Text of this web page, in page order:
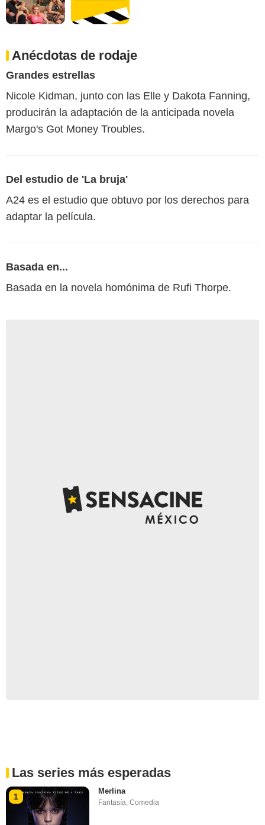
Anécdotas de rodaje
Grandes estrellas
Nicole Kidman, junto con las Elle y Dakota Fanning,
producirán la adaptación de la anticipada novela
Margo's Got Money Troubles.
Del estudio de 'La bruja'
A24 es el estudio que obtuvo por los derechos para
adaptar la película.
Basada en...
Basada en la novela homónima de Rufi Thorpe.
Las series más esperadas
1
Merlina
Fantasía,Comedia